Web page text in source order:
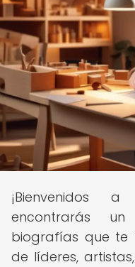
¡Bienvenidos a
encontrarás
biografías que te
de líderes,